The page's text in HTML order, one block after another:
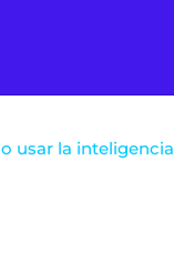
usar la inteligencia